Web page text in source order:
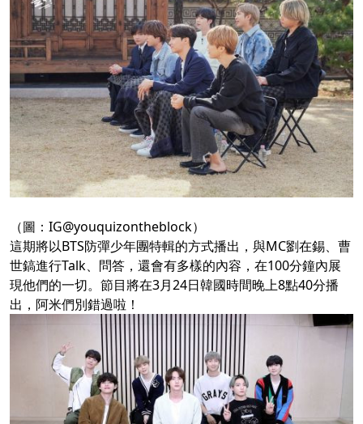
（圖：IG@youquizontheblock）
這期將以BTS防彈少年團特輯的方式播出，與MC劉在錫、曹
世鎬進行Talk、問答，還會有多樣的內容，在100分鐘內展
現他們的一切。節目將在3月24日韓國時間晚上8點40分播
出，阿米們別錯過啦！